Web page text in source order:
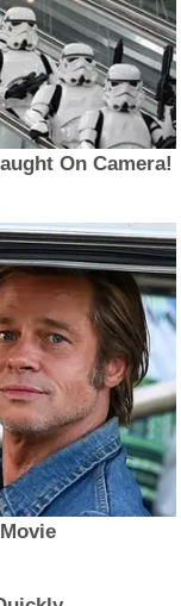
On Camera!